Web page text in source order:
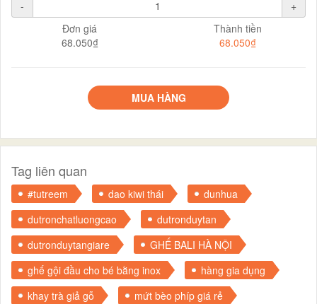
-
+
Đơn giá
68.050₫
Thành tiền
68.050₫
MUA HÀNG
Tag liên quan
#tutreem dao kiwi thái
dunhua
dutronchatluongcao
dutronduytan
dutronduytangiare
GHẾ BALI HÀ NỘI
ghế gội đầu cho bé bằng inox
hàng gia dụng
khay trà giả gỗ
mứt bèo phíp giá rẻ